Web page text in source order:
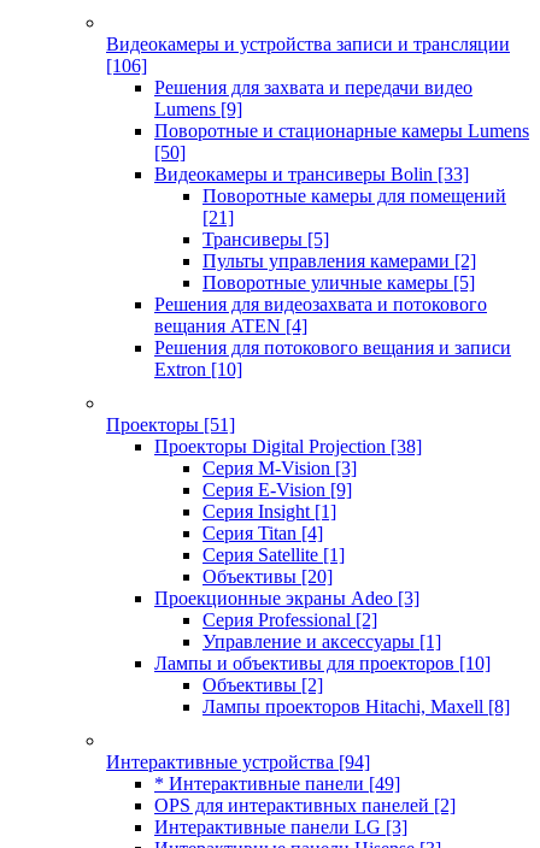
Видеокамеры и устройства записи и трансляции
[106]
Решения для захвата и передачи видео
Lumens [9]
Поворотные и стационарные камеры Lumens
[50]
Видеокамеры и трансиверы Bolin [33]
Поворотные камеры для помещений
[21]
Трансиверы [5]
Пульты управления камерами [2]
Поворотные уличные камеры [5]
Решения для видеозахвата и потокового
вещания ATEN [4]
Решения для потокового вещания и записи
Extron [10]
Проекторы [51]
Проекторы Digital Projection [38]
Серия M-Vision [3]
Серия E-Vision [9]
Серия Insight [1]
Серия Titan [4]
Серия Satellite [1]
Объективы [20]
Проекционные экраны Adeo [3]
Серия Professional [2]
Управление и аксессуары [1]
Лампы и объективы для проекторов [10]
Объективы [2]
Лампы проекторов Hitachi, Maxell [8]
Интерактивные устройства [94]
* Интерактивные панели [49]
OPS для интерактивных панелей [2]
Интерактивные панели LG [3]